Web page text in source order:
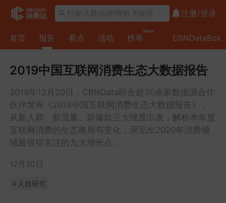
注册/登录
首页 报告 看点 活动 榜单
New
CBNDataBox
2019中国互联网消费生态大数据报告
2019年12月20日，CBNData联合超30余家数据源合作
伙伴发布《2019中国互联网消费生态大数据报告》，
从新人群、新流量、新爆款三大维度出发，解析本年度
互联网消费的生态格局与变化，洞见出2020年消费领
域最值得关注的九大增长点。
12月20日
# 人群研究
述
P
R
T
1
经
济
稳
P
A
R
2
寻
P
R
T
A